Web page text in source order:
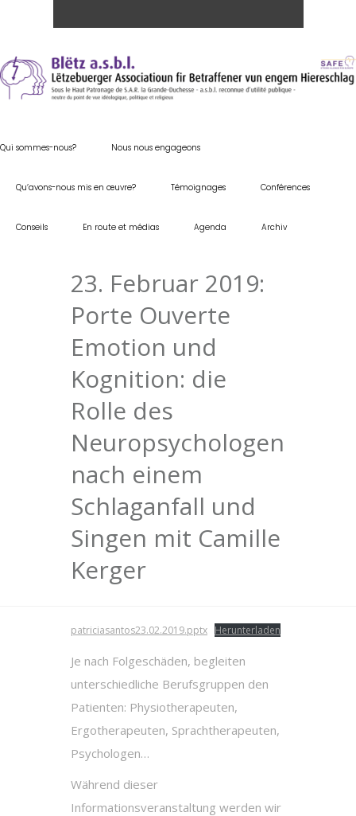
Qui sommes-nous? Nous nous engageons
Qu’avons-nous mis en œuvre? Témoignages Conférences
Conseils En route et médias Agenda Archiv
23. Februar 2019:
Porte Ouverte
Emotion und
Kognition: die
Rolle des
Neuropsychologen
nach einem
Schlaganfall und
Singen mit Camille
Kerger
patriciasantos23.02.2019.pptx Herunterladen
Je nach Folgeschäden, begleiten
unterschiedliche Berufsgruppen den
Patienten: Physiotherapeuten,
Ergotherapeuten, Sprachtherapeuten,
Psychologen…
Während dieser
Informationsveranstaltung werden wir